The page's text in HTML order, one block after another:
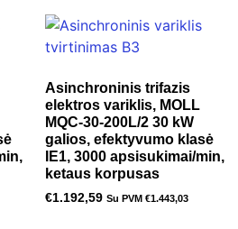
Asinchroninis trifazis
elektros variklis, MOLL
MQC-30-200L/2 30 kW
galios, efektyvumo klasė
IE1, 3000 apsisukimai/min,
ketaus korpusas
€1.192,59 Su PVM €1.443,03